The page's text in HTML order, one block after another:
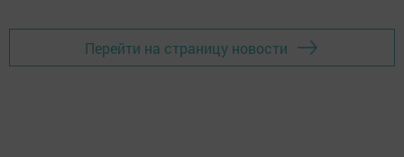
Перейти на страницу новости